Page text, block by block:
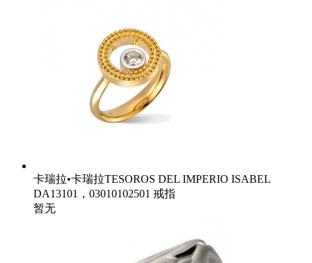
卡瑞拉•卡瑞拉TESOROS DEL IMPERIO ISABEL
DA13101，03010102501 戒指
暂无